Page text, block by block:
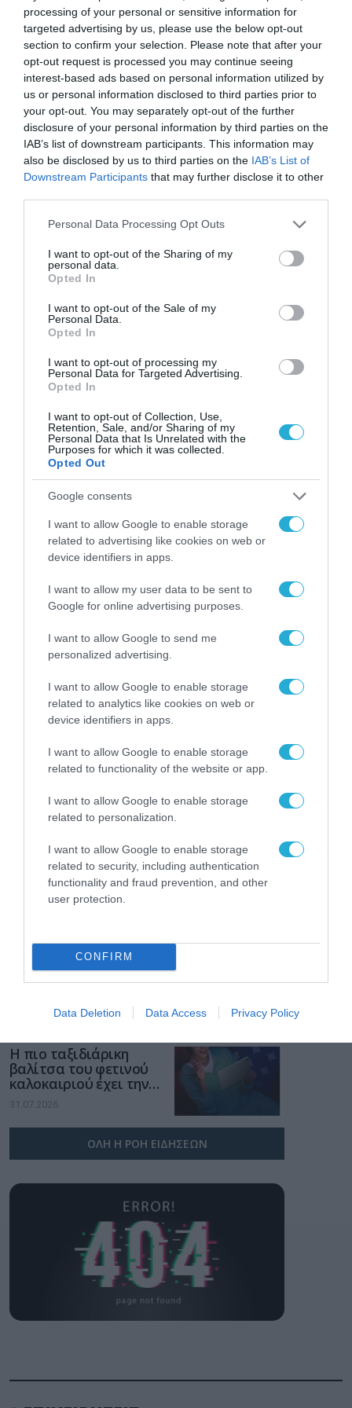
processing of your personal or sensitive information for
targeted advertising by us, please use the below opt-out
section to confirm your selection. Please note that after your
opt-out request is processed you may continue seeing
interest-based ads based on personal information utilized by
us or personal information disclosed to third parties prior to
your opt-out. You may separately opt-out of the further
disclosure of your personal information by third parties on the
IAB’s list of downstream participants. This information may
also be disclosed by us to third parties on the IAB’s List of
Downstream Participants that may further disclose it to other
Please note that this website/app uses one or more Google
not limited to your visit or usage behaviour. You may click to
grant or deny consent to Google and its third-party tags to
use your data for below specified purposes in below Google
consent section.
Personal Data Processing Opt Outs
I want to opt-out of the Sharing of my
personal data.
Opted In
I want to opt-out of the Sale of my
Personal Data.
Opted In
I want to opt-out of processing my
Personal Data for Targeted Advertising.
Opted In
I want to opt-out of Collection, Use,
Retention, Sale, and/or Sharing of my
Personal Data that Is Unrelated with the
Purposes for which it was collected.
Opted Out
Google consents
I want to allow Google to enable storage
related to advertising like cookies on web or
device identifiers in apps.
I want to allow my user data to be sent to
Google for online advertising purposes.
I want to allow Google to send me
personalized advertising.
I want to allow Google to enable storage
related to analytics like cookies on web or
device identifiers in apps.
I want to allow Google to enable storage
related to functionality of the website or app.
I want to allow Google to enable storage
related to personalization.
I want to allow Google to enable storage
related to security, including authentication
functionality and fraud prevention, and other
user protection.
CONFIRM
Data Deletion Data Access Privacy Policy
Οι εφαρμογές είναι διαθέσιμες στα Play store
και App store.
TAGS:
JOBMATCH
2.0
ΔΥΠΑ
ΥΠΟΥΡΓΕΙΟ ΕΡΓΑΣΙΑΣ ΚΑΙ
ΚΟΙΝΩΝΙΚΗΣ ΑΣΦΑΛΙΣΗΣ
ΡΟΗ ΕΙΔΗΣΕΩΝ
Το χρηματοδοτούμενο
από την ΕΕ έργο “The
Gaming Police”
των παιδιών στο
διαδίκτυο
31.07.2026
για τα πρόστιμα σε
παραβάσεις που
αφορούν τους ΦΗΜ
Σ. Καλαφάτης: «Η
Τεχνητή Νοημοσύνη
δεν είναι απλώς μια
επανάσταση»
Νέος οδηγός του ΕΚΤ
για τη χρηματοδότηση
επιχειρήσεων στον
31.07.2026
Η πιο ταξιδιάρικη
βαλίτσα του φετινού
καλοκαιριού έχει την
υπογραφή της Xiaomi
31.07.2026
ΟΛΗ Η ΡΟΗ ΕΙΔΗΣΕΩΝ